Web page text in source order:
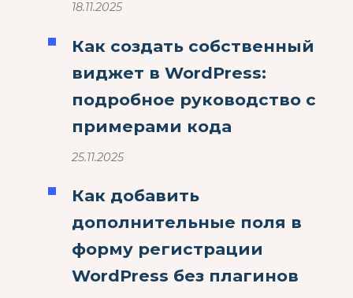
18.11.2025
Как создать собственный
виджет в WordPress:
подробное руководство с
примерами кода
25.11.2025
Как добавить
дополнительные поля в
форму регистрации
WordPress без плагинов